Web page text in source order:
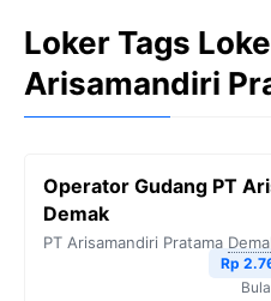
Loker Tags
Arisamandiri
Operator Gudang PT
Demak
PT Arisamandiri Pratama
Rp